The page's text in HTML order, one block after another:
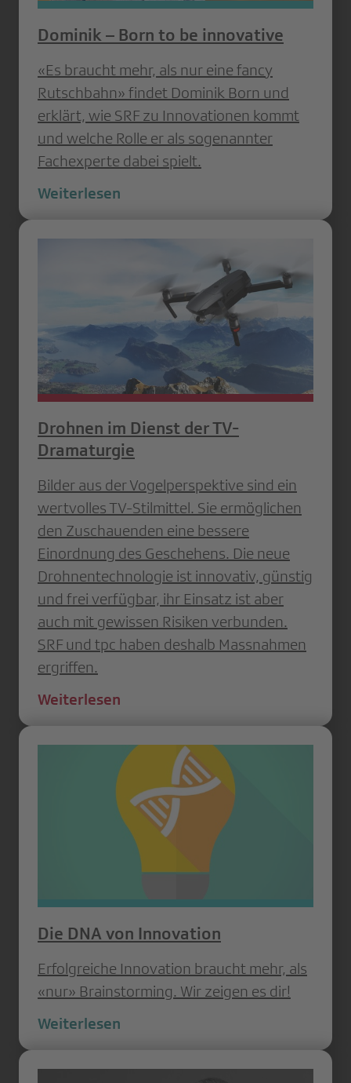
Dominik – Born to be innovative
«Es braucht mehr, als nur eine fancy
Rutschbahn» findet Dominik Born und
erklärt, wie SRF zu Innovationen kommt
und welche Rolle er als sogenannter
Fachexperte dabei spielt.
Weiterlesen
Drohnen im Dienst der TV-
Dramaturgie
Bilder aus der Vogelperspektive sind ein
wertvolles TV-Stilmittel. Sie ermöglichen
den ­Zuschauenden eine bessere
Einordnung des Geschehens. Die neue
Drohnentechnologie ist innovativ, günstig
und frei verfügbar, ihr Einsatz ist aber
auch mit gewissen Risiken verbunden.
SRF und tpc­ ­haben deshalb Massnahmen
ergriffen.
Weiterlesen
Die DNA von Innovation
Erfolgreiche Innovation braucht mehr, als
«nur» Brainstorming. Wir zeigen es dir!
Weiterlesen